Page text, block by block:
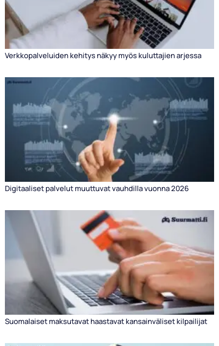
Verkkopalveluiden kehitys näkyy myös kuluttajien arjessa
Digitaaliset palvelut muuttuvat vauhdilla vuonna 2026
Suomalaiset maksutavat haastavat kansainväliset kilpailijat